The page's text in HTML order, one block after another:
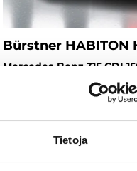
Tietoja
Bürstner HABITON
Mercedes-Benz 315 CDI
Retkeilyauto - B-kortti -
KULUT - UPEA UUTUUS,
POHJARATKAISU,
, Automat, Diesel, 0
Omedelbart tillgänglig